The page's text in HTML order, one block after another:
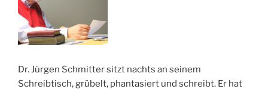
Dr. Jürgen Schmitter sitzt nachts an seinem
Schreibtisch, grübelt, phantasiert und schreibt. Er hat